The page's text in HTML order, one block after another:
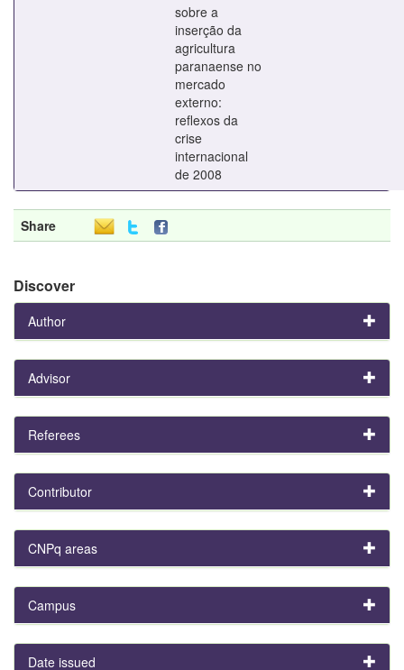
sobre a
inserção da
agricultura
paranaense no
mercado
externo:
reflexos da
crise
internacional
de 2008
Share
Discover
Author
Advisor
Referees
Contributor
CNPq areas
Campus
Date issued